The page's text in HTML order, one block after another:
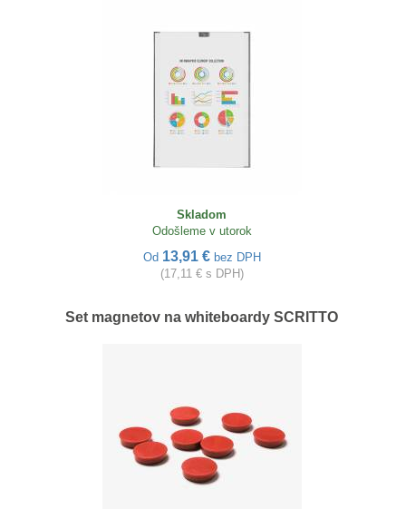
Skladom
Odošleme v utorok
Od 13,91 € bez DPH
(17,11 € s DPH)
Set magnetov na whiteboardy SCRITTO